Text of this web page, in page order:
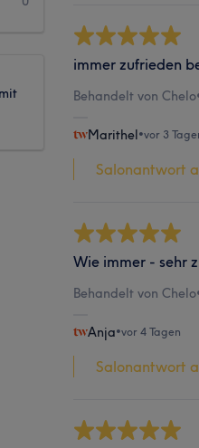
immer zufrieden
Behandelt von Chelo•
Marithel•vor 3
Salonantwort
Wie immer - sehr
Behandelt von Chelo•
Anja•vor 4 Tagen
Salonantwort